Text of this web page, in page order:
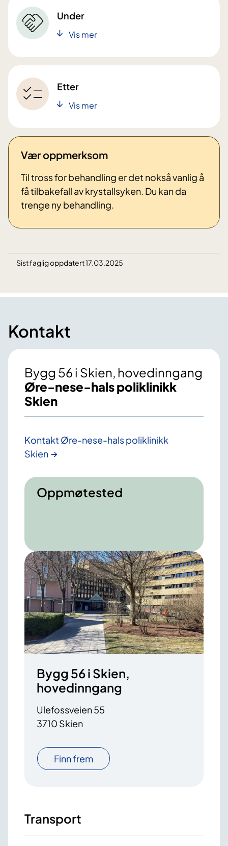
Under
Vis mer
Etter
Vis mer
Vær oppmerksom
Til tross for behandling er det nokså vanlig å
få tilbakefall av krystallsyken. Du kan da
trenge ny behandling.
Sist faglig oppdatert 17.03.2025
Kontakt
Bygg 56 i Skien, hovedinngang
Øre-nese-hals poliklinikk
Skien
Kontakt Øre-nese-hals poliklinikk
Skien
Oppmøtested
Bygg 56 i Skien,
hovedinngang
Ulefossveien 55
3710 Skien
Finn frem
Transport